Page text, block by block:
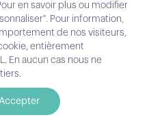
2025
en savoir plus ou modifier
Pour information,
de nos visiteurs,
entièrement
En aucun cas nous ne